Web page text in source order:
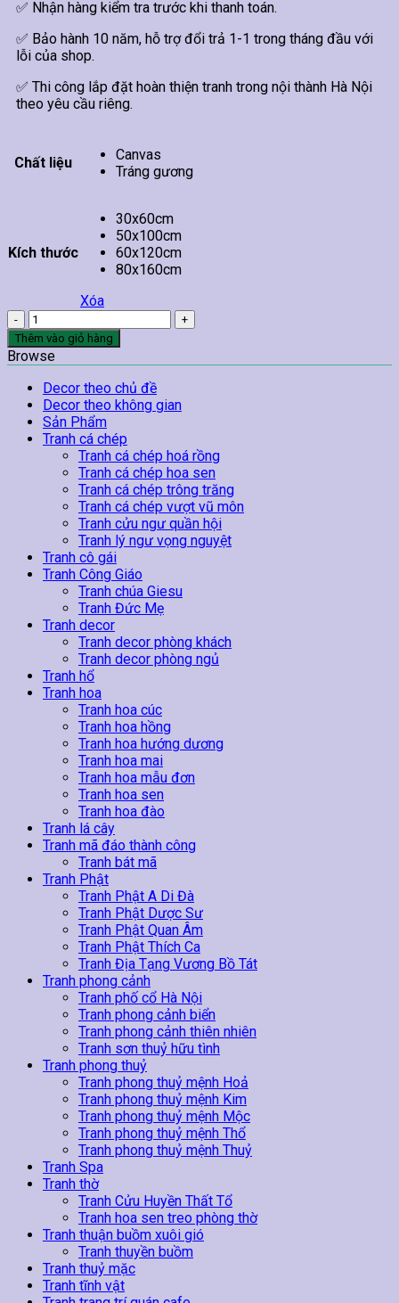
✅ Nhận hàng kiểm tra trước khi thanh toán.
✅ Bảo hành 10 năm, hỗ trợ đổi trả 1-1 trong tháng đầu với
lỗi của shop.
✅ Thi công lắp đặt hoàn thiện tranh trong nội thành Hà Nội
theo yêu cầu riêng.
Chất liệu
Canvas
Tráng gương
Kích thước
30x60cm
50x100cm
60x120cm
80x160cm
Xóa
Tranh
Hạc
Trắng
Đậu
Trên
Cây
Tùng
số
lượng
Thêm vào giỏ hàng
Browse
Decor theo chủ đề
Decor theo không gian
Sản Phẩm
Tranh cá chép
Tranh cá chép hoá rồng
Tranh cá chép hoa sen
Tranh cá chép trông trăng
Tranh cá chép vượt vũ môn
Tranh cửu ngư quần hội
Tranh lý ngư vọng nguyệt
Tranh cô gái
Tranh Công Giáo
Tranh chúa Giesu
Tranh Đức Mẹ
Tranh decor
Tranh decor phòng khách
Tranh decor phòng ngủ
Tranh hổ
Tranh hoa
Tranh hoa cúc
Tranh hoa hồng
Tranh hoa hướng dương
Tranh hoa mai
Tranh hoa mẫu đơn
Tranh hoa sen
Tranh hoa đào
Tranh lá cây
Tranh mã đáo thành công
Tranh bát mã
Tranh Phật
Tranh Phật A Di Đà
Tranh Phật Dược Sư
Tranh Phật Quan Âm
Tranh Phật Thích Ca
Tranh Địa Tạng Vương Bồ Tát
Tranh phong cảnh
Tranh phố cổ Hà Nội
Tranh phong cảnh biển
Tranh phong cảnh thiên nhiên
Tranh sơn thuỷ hữu tình
Tranh phong thuỷ
Tranh phong thuỷ mệnh Hoả
Tranh phong thuỷ mệnh Kim
Tranh phong thuỷ mệnh Mộc
Tranh phong thuỷ mệnh Thổ
Tranh phong thuỷ mệnh Thuỷ
Tranh Spa
Tranh thờ
Tranh Cửu Huyền Thất Tổ
Tranh hoa sen treo phòng thờ
Tranh thuận buồm xuôi gió
Tranh thuyền buồm
Tranh thuỷ mặc
Tranh tĩnh vật